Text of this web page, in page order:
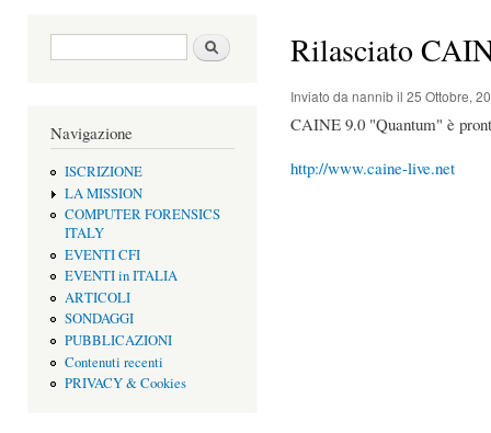
Form di ricerca Cerca
Navigazione
ISCRIZIONE
LA MISSION
COMPUTER FORENSICS
ITALY
EVENTI CFI
EVENTI in ITALIA
ARTICOLI
SONDAGGI
PUBBLICAZIONI
Contenuti recenti
PRIVACY & Cookies
Rilasciato
Inviato da nannibil 25 Ottobre,
CAINE 9.0 "Quantum" è
http://www.caine-live.net